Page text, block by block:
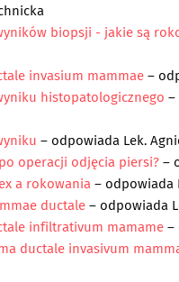
biopsji - jakie są
invasium mammae–
histopatologicznego
– odpowiada Lek.
operacji odjęcia piersi?–
a rokowania– odpowiada
ductale– odpowiada
infiltrativum mamame–
ductale invasivum